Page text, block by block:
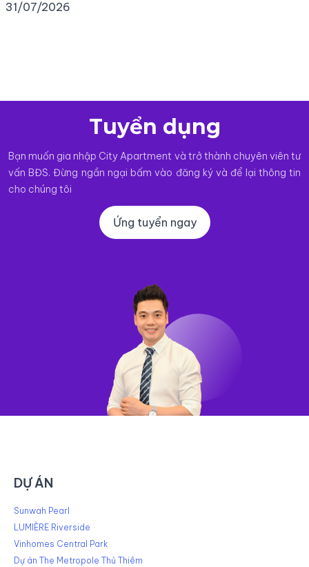
Tuyển dụng
Bạn muốn gia nhập City Apartment và trở thành chuyên viên tư
vấn BĐS. Đừng ngần ngại bấm vào đăng ký và để lại thông tin
cho chúng tôi
Ứng tuyển ngay
DỰ ÁN
Sunwah Pearl
LUMIÈRE Riverside
Vinhomes Central Park
Dự án The Metropole Thủ Thiêm